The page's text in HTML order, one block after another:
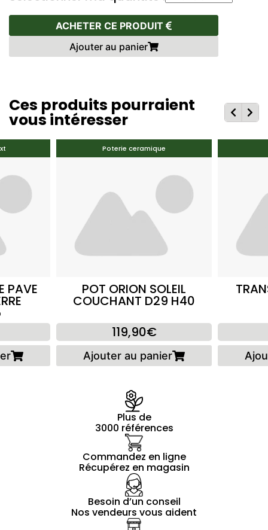
ACHETER CE PRODUIT
Ajouter au panier
Ces produits pourraient
vous intéresser
PAVE
Poterie ceramique
POT ORION SOLEIL
COUCHANT D29 H40
119,90€
Ajouter au panier
Plus de
3000 références
Commandez en ligne
Récupérez en magasin
Besoin d’un conseil
Nos vendeurs vous aident